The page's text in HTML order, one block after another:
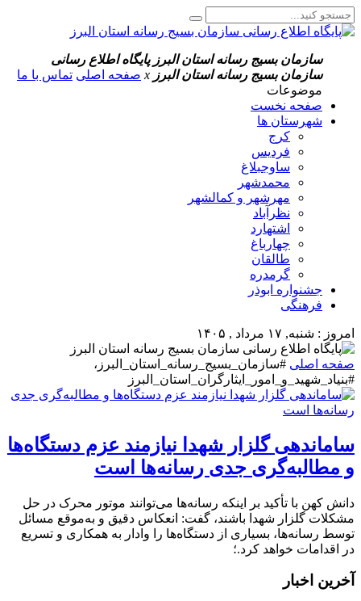
سازمان بسیج رسانه استان البرز پایگاه اطلاع رسانی
سازمان بسیج رسانه استان البرز x صفحه اصلی تماس با ما
موضوعات
صفحه نخست
شهرستان ها
کرج
فردیس
ساوجبلاغ
محمدشهر
مهرشهر و کمالشهر
نظرآباد
اشتهارد
چهارباغ
طالقان
گرمدره
جشنواره ابوذر
فرهنگی
امروز : شنبه, ۱۷ مرداد , ۱۴۰۵
صفحه اصلی #سازمان_بسیج_رسانه_استان_البرز،
#بنیاد_شهید_و_امور_ایثارگران_استان_البرز
ساماندهی گلزار شهدا نیازمند عزم دستگاه‌ها
و مطالبه‌گری جدی رسانه‌ها است
دانش کهن با تأکید بر اینکه رسانه‌ها می‌توانند موتور محرک در حل
مشکلات گلزار شهدا باشند، گفت: انعکاس دقیق و به‌موقع مسائل
توسط رسانه‌ها، بسیاری از دستگاه‌ها را وادار به همکاری و تسریع
در اقدامات خواهد کرد.؛
آخرین اخبار